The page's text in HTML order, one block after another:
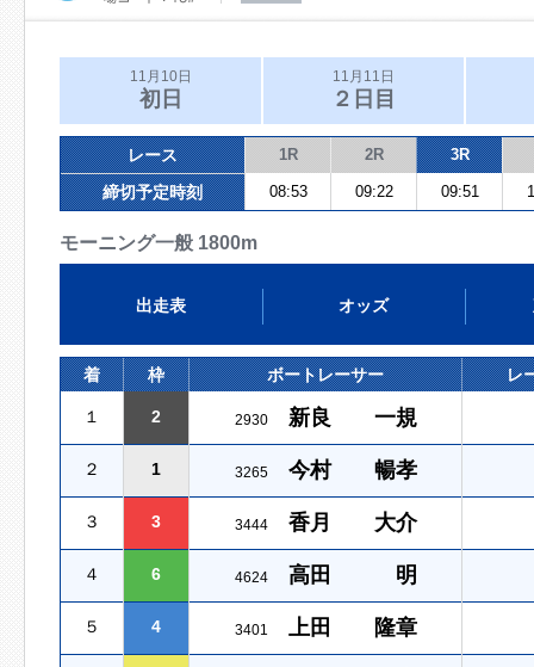
11月10日
初日
11月11日
２日目
レース 1R 2R 3R
締切予定時刻 08:53 09:22 09:51
モーニング一般 1800m
出走表 オッズ
着 枠 ボートレーサー レ
１ 2 2930 新良 一規
２ 1 3265 今村 暢孝
３ 3 3444 香月 大介
４ 6 4624 高田 明
５ 4 3401 上田 隆章